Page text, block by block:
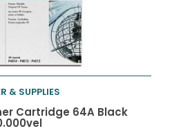
aan
& SUPPLIES
Cartridge 64A Black